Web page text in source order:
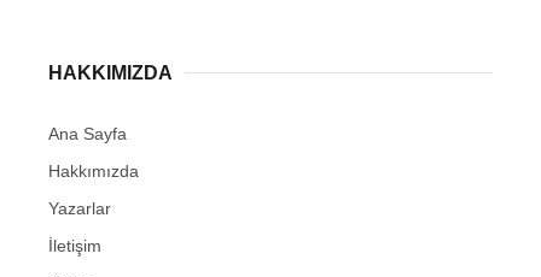
HAKKIMIZDA
Ana Sayfa
Hakkımızda
Yazarlar
İletişim